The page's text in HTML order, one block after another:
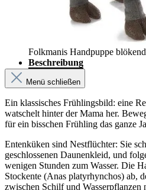
Folkmanis Handpuppe
Beschreibung
Menü schließen
Ein klassisches Frühlingsbild: eine
watschelt hinter der Mama her.
für ein bisschen Frühling das ganze
Entenküken sind Nestflüchter: Sie
geschlossenen Daunenkleid, und
wenigen Stunden zum Wasser. Die
Stockente (Anas platyrhynchos) ab,
zwischen Schilf und Wasserpflanzen